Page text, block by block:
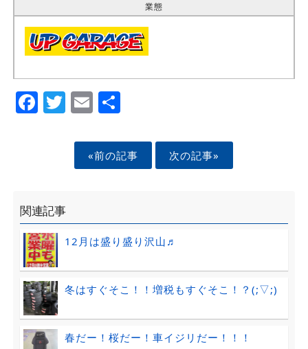
業態
Facebook
Twitter
EmailShare
«前の記事 次の記事»
関連記事
12月は盛り盛り沢山♬
冬はすぐそこ！！増税もすぐそこ！？(;▽;)
春だー！桜だー！車イジリだー！！！